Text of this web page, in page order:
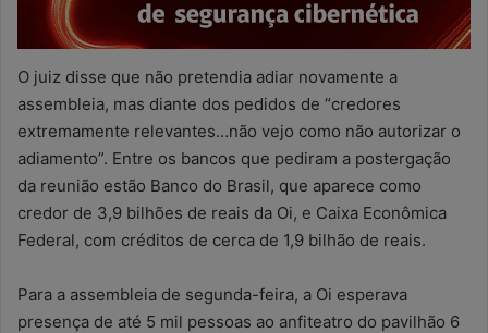
O juiz disse que não pretendia adiar novamente a
assembleia, mas diante dos pedidos de “credores
extremamente relevantes…não vejo como não autorizar o
adiamento”. Entre os bancos que pediram a postergação
da reunião estão Banco do Brasil, que aparece como
credor de 3,9 bilhões de reais da Oi, e Caixa Econômica
Federal, com créditos de cerca de 1,9 bilhão de reais.
Para a assembleia de segunda-feira, a Oi esperava
presença de até 5 mil pessoas ao anfiteatro do pavilhão 6